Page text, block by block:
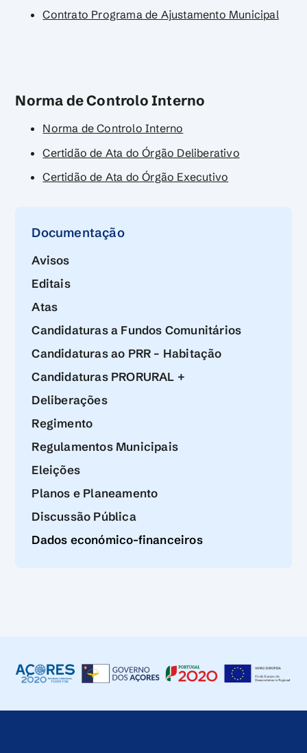
Documentação
Avisos
Editais
Atas
Candidaturas a Fundos Comunitários
Candidaturas ao PRR – Habitação
Candidaturas PRORURAL +
Deliberações
Regimento
Regulamentos Municipais
Eleições
Planos e Planeamento
Discussão Pública
Dados económico-financeiros
Contrato Programa de Ajustamento Municipal
Norma de Controlo Interno
Norma de Controlo Interno
Certidão de Ata do Órgão Deliberativo
Certidão de Ata do Órgão Executivo